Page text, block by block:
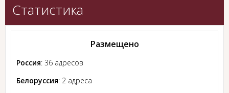
Статистика
Размещено
Россия: 36 адресов
Белоруссия: 2 адреса